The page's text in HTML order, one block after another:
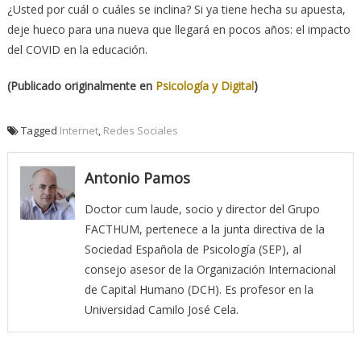
¿Usted por cuál o cuáles se inclina? Si ya tiene hecha su apuesta,
deje hueco para una nueva que llegará en pocos años: el impacto
del COVID en la educación.
(Publicado originalmente en Psicología y Digital)
Tagged Internet, Redes Sociales
Antonio Pamos
Doctor cum laude, socio y director del Grupo
FACTHUM, pertenece a la junta directiva de la
Sociedad Española de Psicología (SEP), al
consejo asesor de la Organización Internacional
de Capital Humano (DCH). Es profesor en la
Universidad Camilo José Cela.